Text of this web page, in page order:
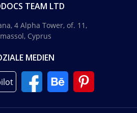
TEAM LTD
4 Alpha Tower, of. 11,
Cyprus
MEDIEN